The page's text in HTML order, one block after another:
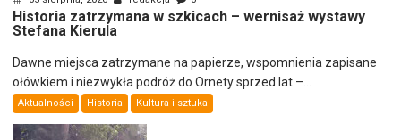
Historia zatrzymana w szkicach – wernisaż wystawy
Stefana Kierula
Dawne miejsca zatrzymane na papierze, wspomnienia zapisane
ołówkiem i niezwykła podróż do Ornety sprzed lat –...
Aktualności Historia Kultura i sztuka